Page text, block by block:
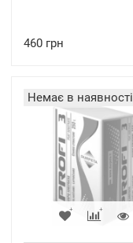
460 грн
Немає в наявності